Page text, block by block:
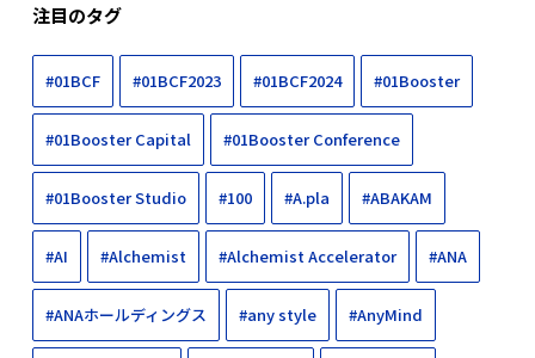
注目のタグ
#01BCF #01BCF2023 #01BCF2024 #01Booster
#01Booster Capital #01Booster Conference
#01Booster Studio #100 #A.pla #ABAKAM
#AI #Alchemist #Alchemist Accelerator #ANA
#ANAホールディングス #any style #AnyMind